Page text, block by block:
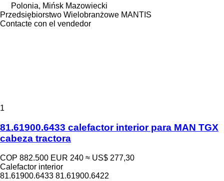
Polonia, Mińsk Mazowiecki
Przedsiębiorstwo Wielobranżowe MANTIS
Contacte con el vendedor
1
81.61900.6433 calefactor interior para MAN TGX
cabeza tractora
COP 882.500 EUR 240 ≈ US$ 277,30
Calefactor interior
81.61900.6433 81.61900.6422